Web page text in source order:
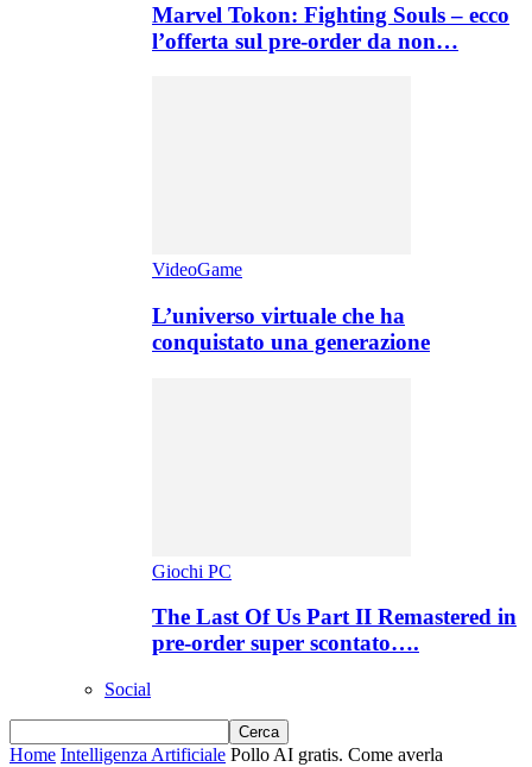
Marvel Tokon: Fighting Souls – ecco
l’offerta sul pre-order da non…
VideoGame
L’universo virtuale che ha
conquistato una generazione
Giochi PC
The Last Of Us Part II Remastered in
pre-order super scontato….
Social
Home Intelligenza Artificiale Pollo AI gratis. Come averla